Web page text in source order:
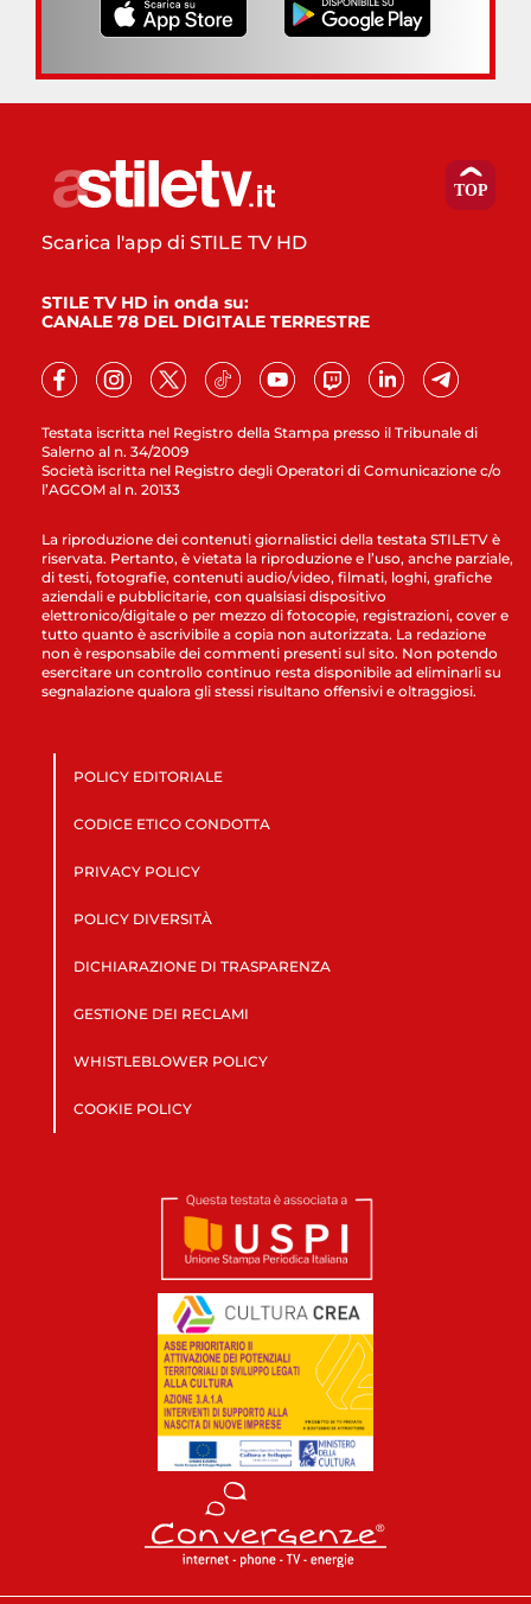
Testata iscritta nel Registro della Stampa presso il Tribunale di
Salerno al n. 34/2009
Società iscritta nel Registro degli Operatori di Comunicazione c/o
l’AGCOM al n. 20133
Scarica l'app di STILE TV HD
STILE TV HD in onda su:
CANALE 78 DEL DIGITALE TERRESTRE
La riproduzione dei contenuti giornalistici della testata STILETV è
riservata. Pertanto, è vietata la riproduzione e l’uso, anche parziale,
di testi, fotografie, contenuti audio/video, filmati, loghi, grafiche
aziendali e pubblicitarie, con qualsiasi dispositivo
elettronico/digitale o per mezzo di fotocopie, registrazioni, cover e
tutto quanto è ascrivibile a copia non autorizzata. La redazione
non è responsabile dei commenti presenti sul sito. Non potendo
esercitare un controllo continuo resta disponibile ad eliminarli su
segnalazione qualora gli stessi risultano offensivi e oltraggiosi.
POLICY EDITORIALE
CODICE ETICO CONDOTTA
PRIVACY POLICY
POLICY DIVERSITÀ
DICHIARAZIONE DI TRASPARENZA
GESTIONE DEI RECLAMI
WHISTLEBLOWER POLICY
COOKIE POLICY